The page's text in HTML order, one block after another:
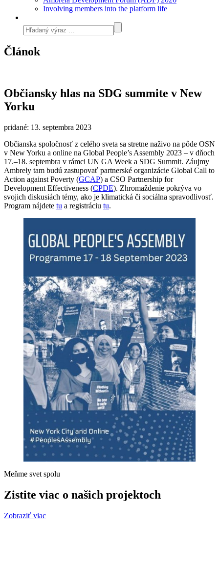
Involving members into the platform life
Článok
Občiansky hlas na SDG summite v New
Yorku
pridané: 13. septembra 2023
Občianska spoločnosť z celého sveta sa stretne naživo na pôde OSN
v New Yorku a online na Global People’s Assembly 2023 – v dňoch
17.–18. septembra v rámci UN GA Week a SDG Summit. Záujmy
Ambrely tam budú zastupovať partnerské organizácie Global Call to
Action against Poverty (GCAP) a CSO Partnership for
Development Effectiveness (CPDE). Zhromaždenie pokrýva vo
svojich diskusiách témy, ako je klimatická či sociálna spravodlivosť.
Program nájdete tu a registráciu tu.
Meňme svet spolu
Zistite viac o našich projektoch
Zobraziť viac